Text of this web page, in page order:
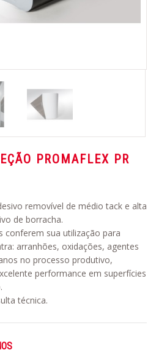
PROMAFLEX PR
removível de médio tack e alta
de borracha.
conferem sua utilização para
arranhões, oxidações, agentes
no processo produtivo,
performance em superfícies
técnica.